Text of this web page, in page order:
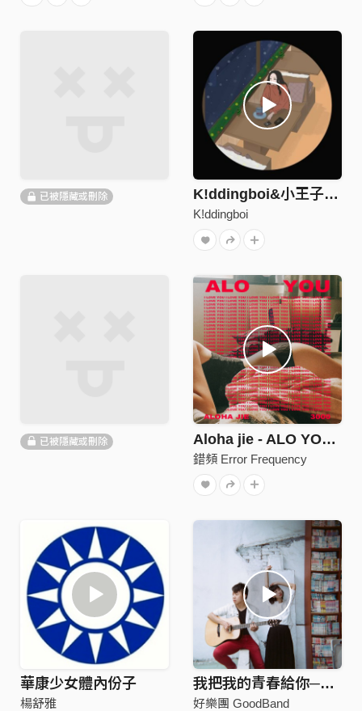
已被隱藏或刪除 K!ddingboi&小王子 - Every night (prod:Luxofons)
K!ddingboi
已被隱藏或刪除 Aloha jie - ALO YOU 3000
錯頻 Error Frequency
華康少女體內份子
楊舒雅
我把我的青春給你─釋放 Demo
好樂團 GoodBand